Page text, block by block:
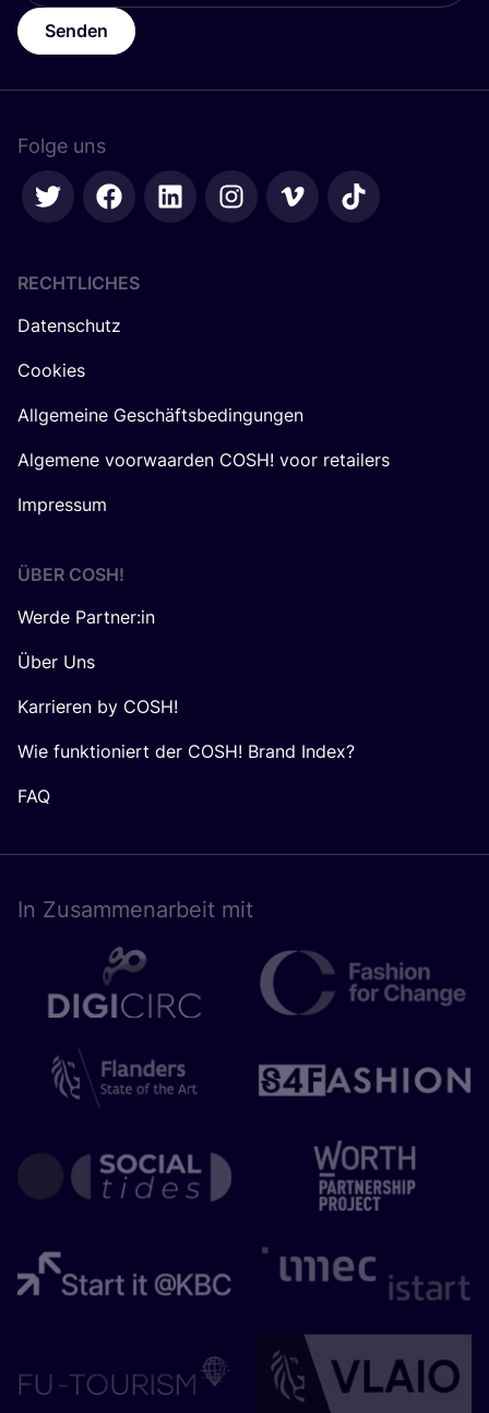
Senden
Folge uns
RECHTLICHES
Datenschutz
Cookies
Allgemeine Geschäftsbedingungen
Algemene voorwaarden COSH! voor retailers
Impressum
ÜBER COSH!
Werde Partner:in
Über Uns
Karrieren by COSH!
Wie funktioniert der COSH! Brand Index?
FAQ
In Zusam­men­ar­beit mit